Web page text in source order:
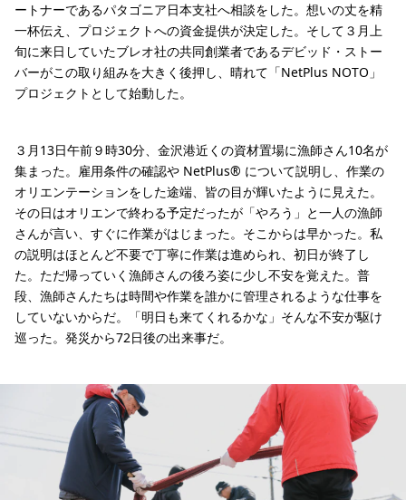
ートナーであるパタゴニア日本支社へ相談をした。想いの丈を精
一杯伝え、プロジェクトへの資金提供が決定した。そして３月上
旬に来日していたブレオ社の共同創業者であるデビッド・ストー
バーがこの取り組みを大きく後押し、晴れて「NetPlus NOTO」
プロジェクトとして始動した。
３月13日午前９時30分、金沢港近くの資材置場に漁師さん10名が
集まった。雇用条件の確認や NetPlus® について説明し、作業の
オリエンテーションをした途端、皆の目が輝いたように見えた。
その日はオリエンで終わる予定だったが「やろう」と一人の漁師
さんが言い、すぐに作業がはじまった。そこからは早かった。私
の説明はほとんど不要で丁寧に作業は進められ、初日が終了し
た。ただ帰っていく漁師さんの後ろ姿に少し不安を覚えた。普
段、漁師さんたちは時間や作業を誰かに管理されるような仕事を
していないからだ。「明日も来てくれるかな」そんな不安が駆け
巡った。発災から72日後の出来事だ。
金沢漁港近くの作業場
気の合う仲間と黙々と作業を進める漁師さん。
金沢漁港近くの作業場
濡れている漁網を広げて乾かす。
金沢漁港近くの作業場
ナイロン以外の素材は、丁寧に取り除く。
金沢漁港近くの作業場
大きな漁網を作業のしやすいサイズに裁断していく。
金沢漁港近くの作業場
裁断した漁網をフレコンバッグへ戻す。袋の数が作業の目安となる。
金沢漁港近くの作業場
表情も和らぎ、会話も弾む。
金沢漁港近くの作業場
支援の経緯とNetPlus®について説明をする。